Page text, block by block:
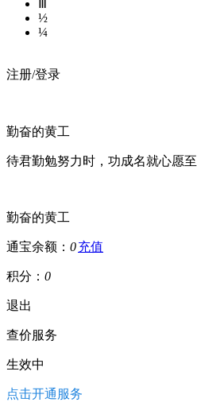
½
¼
注册/登录
勤奋的黄工
待君勤勉努力时，功成名就心愿至
勤奋的黄工
通宝余额： 0充值
积分： 0
退出
查价服务
生效中
点击开通服务